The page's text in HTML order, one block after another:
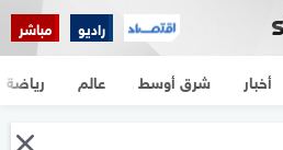
راديو مباشر
أخبار شرق أوسط عالم رياضة